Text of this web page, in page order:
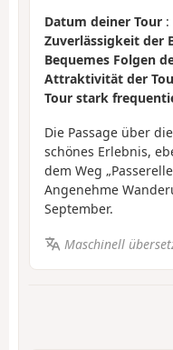
Datum deiner Tour :
Zuverlässigkeit der
Bequemes Folgen
Attraktivität der
Tour stark
Die Passage über
schönes Erlebnis,
dem Weg
Angenehme
September.
Maschinell